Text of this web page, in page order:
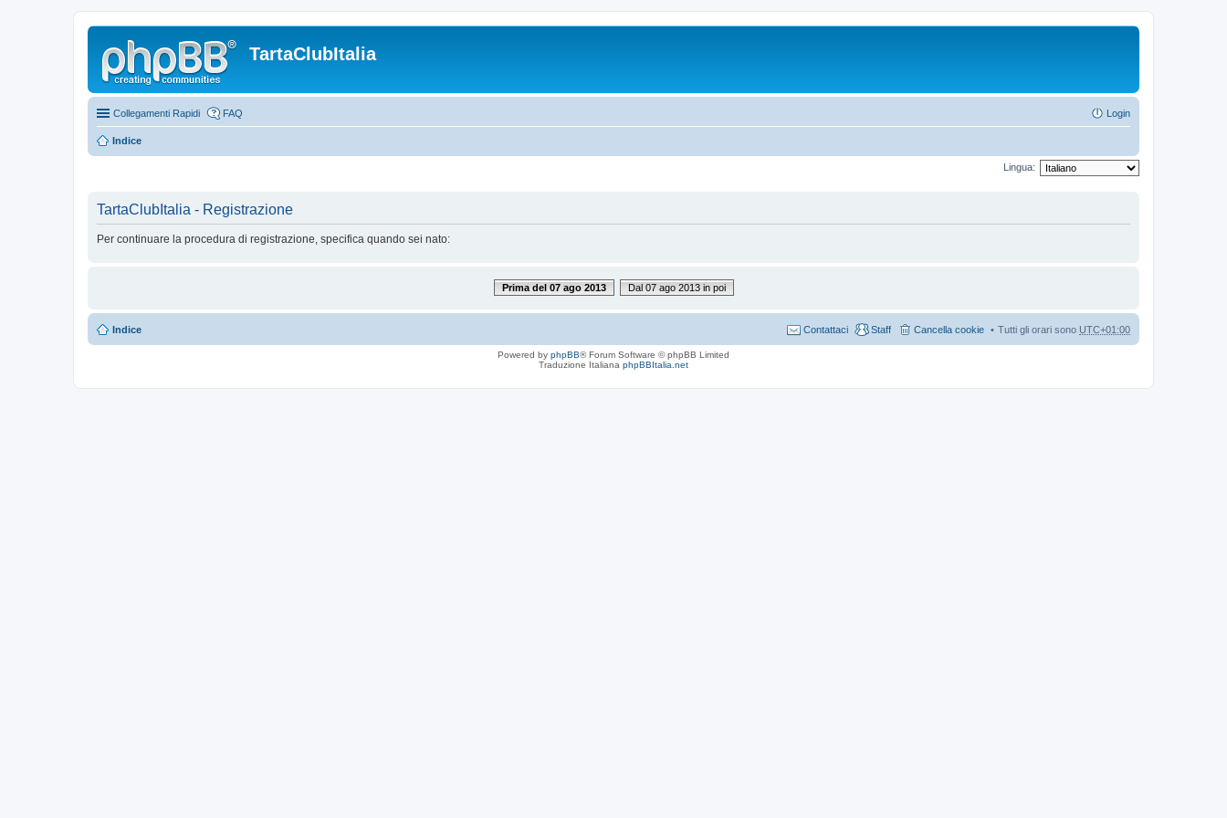
TartaClubItalia
Collegamenti Rapidi FAQ Login
Indice
Lingua:
TartaClubItalia - Registrazione
Per continuare la procedura di registrazione, specifica quando sei nato:
Prima del 07 ago 2013 Dal 07 ago 2013 in poi
Indice Tutti gli orari sono UTC+01:00
Cancella cookie
Staff
Contattaci
Powered by phpBB® Forum Software © phpBB Limited
Traduzione Italiana phpBBItalia.net